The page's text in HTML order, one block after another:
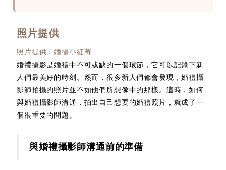
照片提供
照片提供：婚攝小紅莓
婚禮攝影是婚禮中不可或缺的一個環節，它可以記錄下新
人們最美好的時刻。然而，很多新人們都會發現，婚禮攝
影師拍攝的照片並不如他們所想像中的那樣。這時，如何
與婚禮攝影師溝通，拍出自己想要的婚禮照片，就成了一
個很重要的問題。
與婚禮攝影師溝通前的準備